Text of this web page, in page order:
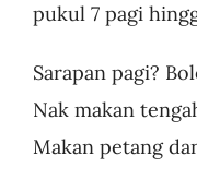
pukul 7 pagi
Sarapan pagi?
Nak makan
Makan petang